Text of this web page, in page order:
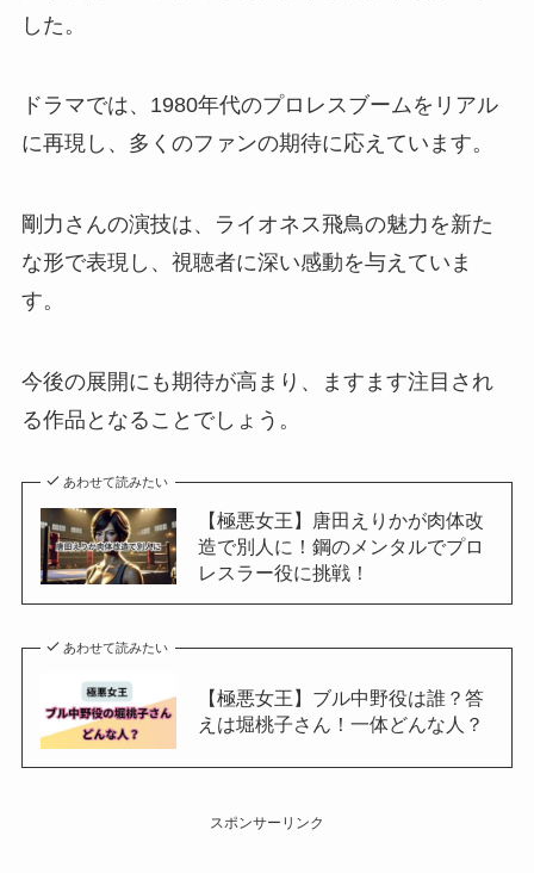
した。
ドラマでは、1980年代のプロレスブームをリアル
に再現し、多くのファンの期待に応えています。
剛力さんの演技は、ライオネス飛鳥の魅力を新た
な形で表現し、視聴者に深い感動を与えていま
す。
今後の展開にも期待が高まり、ますます注目され
る作品となることでしょう。
あわせて読みたい
【極悪女王】唐田えりかが肉体改
造で別人に！鋼のメンタルでプロ
レスラー役に挑戦！
あわせて読みたい
【極悪女王】ブル中野役は誰？答
えは堀桃子さん！一体どんな人？
スポンサーリンク